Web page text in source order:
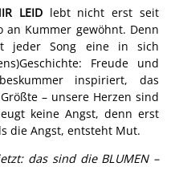
LEIDlebt nicht erst seit
an Kummer gewöhnt. Denn
jeder Song eine in sich
Freude und
inspiriert, das
– unsere Herzen sind
keine Angst, denn erst
die Angst, entsteht Mut.
das sind die BLUMEN –